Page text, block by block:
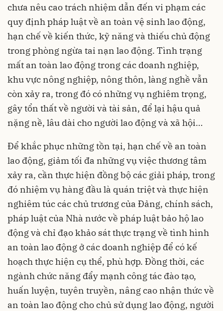
chưa nêu cao trách nhiệm dẫn đến vi phạm các
quy định pháp luật về an toàn vệ sinh lao động,
hạn chế về kiến thức, kỹ năng và thiếu chủ động
trong phòng ngừa tai nạn lao động. Tình trạng
mất an toàn lao động trong các doanh nghiệp,
khu vực nông nghiệp, nông thôn, làng nghề vẫn
còn xảy ra, trong đó có những vụ nghiêm trọng,
gây tổn thất về người và tài sản, để lại hậu quả
nặng nề, lâu dài cho người lao động và xã hội…
Để khắc phục những tồn tại, hạn chế về an toàn
lao động, giảm tối đa những vụ việc thương tâm
xảy ra, cần thực hiện đồng bộ các giải pháp, trong
đó nhiệm vụ hàng đầu là quán triệt và thực hiện
nghiêm túc các chủ trương của Đảng, chính sách,
pháp luật của Nhà nước về pháp luật bảo hộ lao
động và chỉ đạo khảo sát thực trạng về tình hình
an toàn lao động ở các doanh nghiệp để có kế
hoạch thực hiện cụ thể, phù hợp. Đồng thời, các
ngành chức năng đẩy mạnh công tác đào tạo,
huấn luyện, tuyên truyền, nâng cao nhận thức về
an toàn lao động cho chủ sử dụng lao động, người